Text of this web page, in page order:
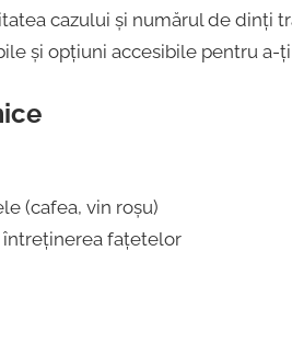
cazului și numărul de dinți
și opțiuni accesibile pentru a-
(cafea, vin roșu)
fațetelor